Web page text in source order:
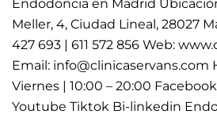
Endodoncia en Madrid
Meller, 4, Ciudad Lineal, 28027
427 693 | 611 572 856 Web:
Email: info@clinicaservans.com
Viernes | 10:00 – 20:00
Youtube Tiktok Bi-linkedin